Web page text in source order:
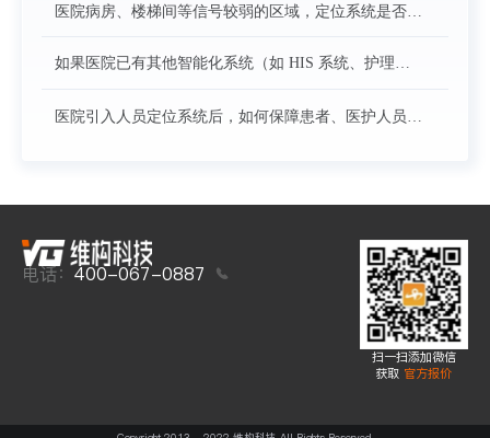
医院病房、楼梯间等信号较弱的区域，定位系统是否能
如果医院已有其他智能化系统（如 HIS 系统、护理系
医院引入人员定位系统后，如何保障患者、医护人员的
电话：400-067-0887
扫一扫添加微信
获取 官方报价